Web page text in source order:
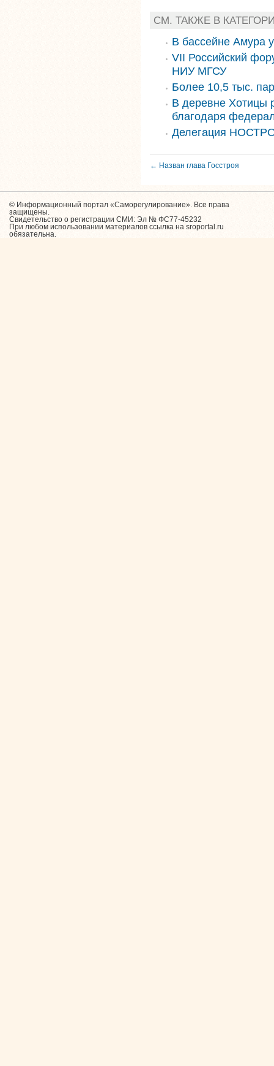
СМ. ТАКЖЕ В
В бассейне Амура
VII Российский
НИУ МГСУ
Более 10,5 тыс.
В деревне Хотицы
благодаря
Делегация
← Назван глава Госстроя
© Информационный портал «Саморегулирование». Все права
защищены.
Свидетельство о регистрации СМИ: Эл № ФС77-45232
При любом использовании материалов ссылка на sroportal.ru
обязательна.